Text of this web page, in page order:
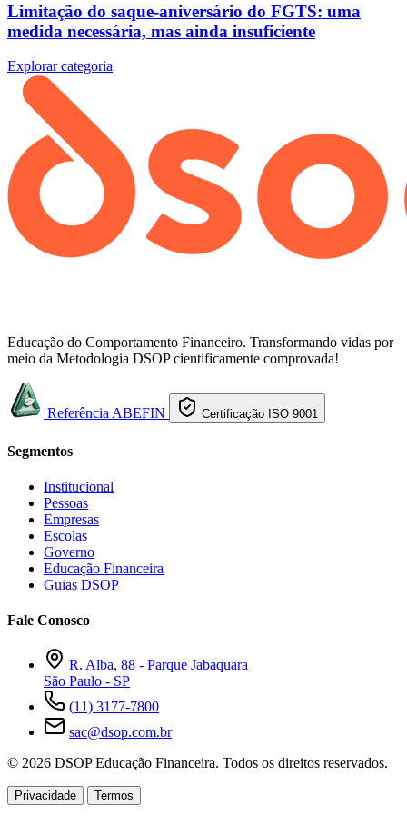
Limitação do saque-aniversário do FGTS: uma
medida necessária, mas ainda insuficiente
Explorar categoria
Educação do Comportamento Financeiro. Transformando vidas por
meio da Metodologia DSOP cientificamente comprovada!
Referência ABEFIN Certificação ISO 9001
Segmentos
Institucional
Pessoas
Empresas
Escolas
Governo
Educação Financeira
Guias DSOP
Fale Conosco
R. Alba, 88 - Parque Jabaquara
São Paulo - SP
(11) 3177-7800
sac@dsop.com.br
© 2026 DSOP Educação Financeira. Todos os direitos reservados.
Privacidade Termos